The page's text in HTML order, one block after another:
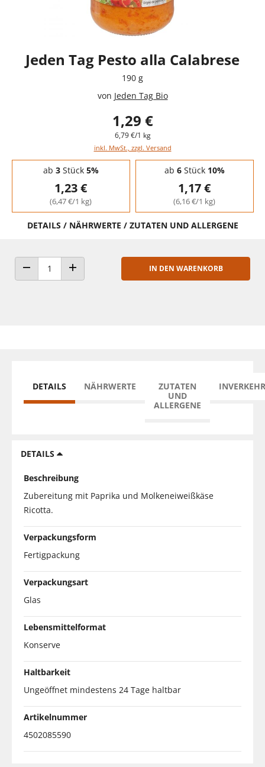
Jeden Tag Pesto alla Calabrese
190 g
von Jeden Tag Bio
1,29 €
6,79 €/1 kg
inkl. MwSt., zzgl. Versand
Staffelpreise - Mengenrabatt
ab 3Stück 5%
1,23 €
(6,47 €/1 kg)
ab 6Stück 10%
1,17 €
(6,16 €/1 kg)
DETAILS / NÄHRWERTE / ZUTATEN UND ALLERGENE
ANZAHL VERRINGERNANZAHL ERHÖHEN
IN DEN WARENKORB
DETAILS NÄHRWERTE
ZUTATEN
UND
ALLERGENE
DETAILS
Beschreibung
Zubereitung mit Paprika und Molkeneiweißkäse
Ricotta.
Verpackungsform
Fertigpackung
Verpackungsart
Glas
Lebensmittelformat
Konserve
Haltbarkeit
Ungeöffnet mindestens 24 Tage haltbar
Artikelnummer
4502085590